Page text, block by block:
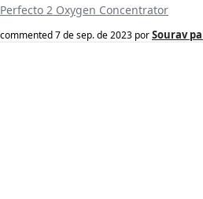
Perfecto 2 Oxygen Concentrator
commented7 de sep. de 2023 porSourav